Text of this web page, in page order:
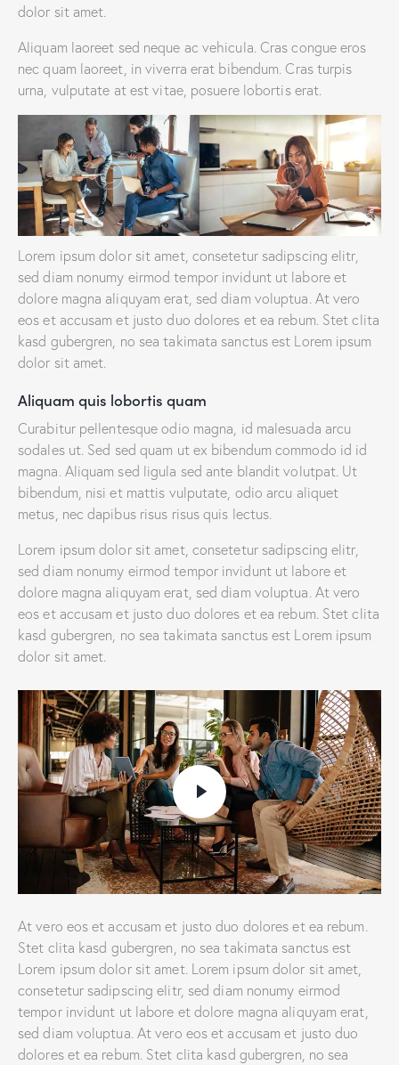
dolor sit amet.
Aliquam laoreet sed neque ac vehicula. Cras congue eros
nec quam laoreet, in viverra erat bibendum. Cras turpis
urna, vulputate at est vitae, posuere lobortis erat.
Lorem ipsum dolor sit amet, consetetur sadipscing elitr,
sed diam nonumy eirmod tempor invidunt ut labore et
dolore magna aliquyam erat, sed diam voluptua. At vero
eos et accusam et justo duo dolores et ea rebum. Stet clita
kasd gubergren, no sea takimata sanctus est Lorem ipsum
dolor sit amet.
Aliquam quis lobortis quam
Curabitur pellentesque odio magna, id malesuada arcu
sodales ut. Sed sed quam ut ex bibendum commodo id id
magna. Aliquam sed ligula sed ante blandit volutpat. Ut
bibendum, nisi et mattis vulputate, odio arcu aliquet
metus, nec dapibus risus risus quis lectus.
Lorem ipsum dolor sit amet, consetetur sadipscing elitr,
sed diam nonumy eirmod tempor invidunt ut labore et
dolore magna aliquyam erat, sed diam voluptua. At vero
eos et accusam et justo duo dolores et ea rebum. Stet clita
kasd gubergren, no sea takimata sanctus est Lorem ipsum
dolor sit amet.
At vero eos et accusam et justo duo dolores et ea rebum.
Stet clita kasd gubergren, no sea takimata sanctus est
Lorem ipsum dolor sit amet. Lorem ipsum dolor sit amet,
consetetur sadipscing elitr, sed diam nonumy eirmod
tempor invidunt ut labore et dolore magna aliquyam erat,
sed diam voluptua. At vero eos et accusam et justo duo
dolores et ea rebum. Stet clita kasd gubergren, no sea